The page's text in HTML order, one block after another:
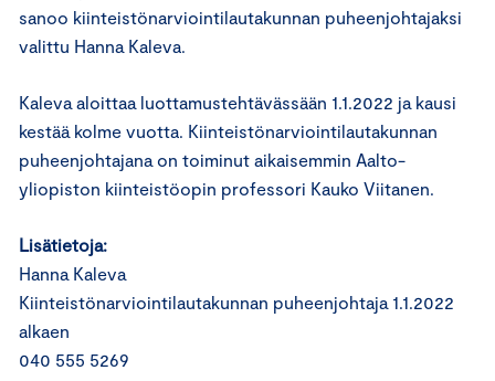
sanoo kiinteistönarviointilautakunnan puheenjohtajaksi
valittu Hanna Kaleva.
Kaleva aloittaa luottamustehtävässään 1.1.2022 ja kausi
kestää kolme vuotta. Kiinteistönarviointilautakunnan
puheenjohtajana on toiminut aikaisemmin Aalto-
yliopiston kiinteistöopin professori Kauko Viitanen.
Lisätietoja:
Hanna Kaleva
Kiinteistönarviointilautakunnan puheenjohtaja 1.1.2022
alkaen
040 555 5269